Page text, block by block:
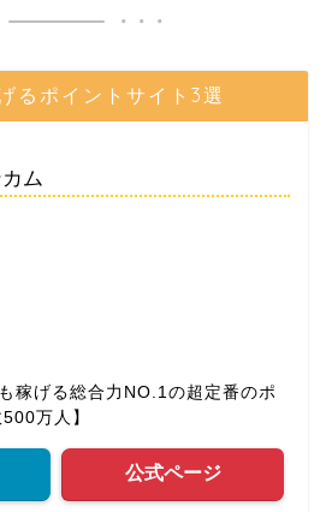
るポイントサイト3選
ム
稼げる総合力NO.1の超定番のポ
万人】
公式ページ